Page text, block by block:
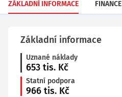
ZÁKLADNÍ INFORMACE FINANCE
Základní informace
Uznané náklady
653 tis. Kč
Statní podpora
966 tis. Kč